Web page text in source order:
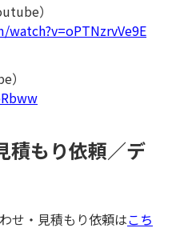
定
）
）
積もり依頼／デ
せ・見積もり依頼はこち